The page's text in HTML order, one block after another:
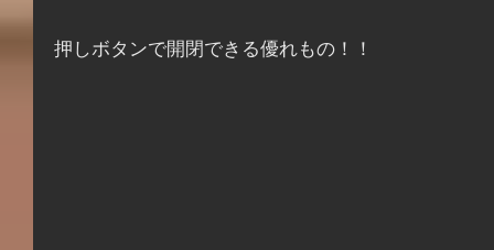
押しボタンで開閉できる優れもの！！